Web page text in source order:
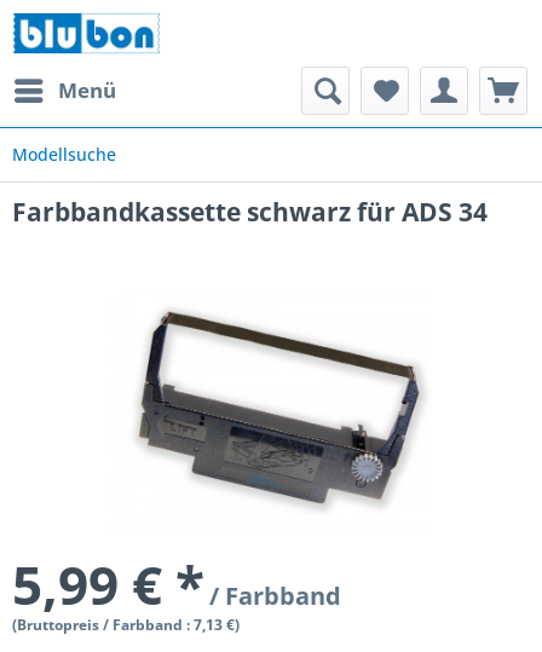
Menü
Modellsuche
Farbbandkassette schwarz für ADS 34
5,99 € */ Farbband
(Bruttopreis / Farbband : 7,13 €)